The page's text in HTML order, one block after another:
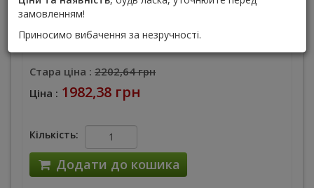
Виробник :
Залиште відгук першим
Стара ціна : 2202,64 грн
Ціна : 1982,38 грн
Кількість:
Додати до кошика
замовленням!
Приносимо вибачення за незручності.